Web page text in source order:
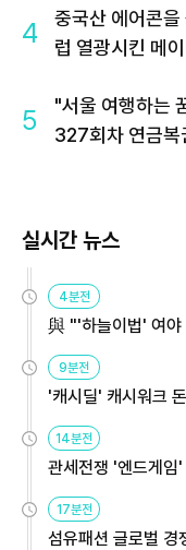
4
중국산 에어콘
럽 열광시킨 메이
5
"서울 여행하는
327회차 연금
실시간 뉴스
4분전
與 "'하늘이법' 여야
9분전
'캐시딜' 캐시워크
14분전
관세전쟁 '엔드게임
용해야
17분전
섬유패션 글로벌